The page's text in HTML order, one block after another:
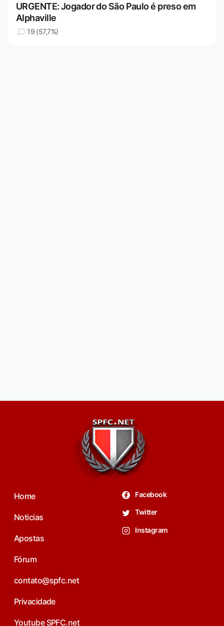
URGENTE: Jogador do São Paulo é preso em
Alphaville
19 (57,7%)
Home
Noticias
Apostas
Fórum
contato@spfc.net
Privacidade
Youtube SPFC.net
Facebook
Twitter
Instagram